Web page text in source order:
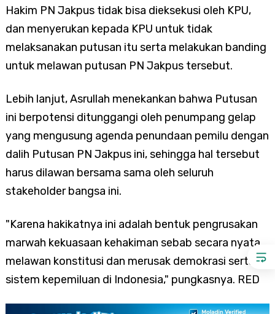
Hakim PN Jakpus tidak bisa dieksekusi oleh KPU,
dan menyerukan kepada KPU untuk tidak
melaksanakan putusan itu serta melakukan banding
untuk melawan putusan PN Jakpus tersebut.
Lebih lanjut, Asrullah menekankan bahwa Putusan
ini berpotensi ditunggangi oleh penumpang gelap
yang mengusung agenda penundaan pemilu dengan
dalih Putusan PN Jakpus ini, sehingga hal tersebut
harus dilawan bersama sama oleh seluruh
stakeholder bangsa ini.
"Karena hakikatnya ini adalah bentuk pengrusakan
marwah kekuasaan kehakiman sebab secara nyata
melawan konstitusi dan merusak demokrasi serta
sistem kepemiluan di Indonesia," pungkasnya. RED